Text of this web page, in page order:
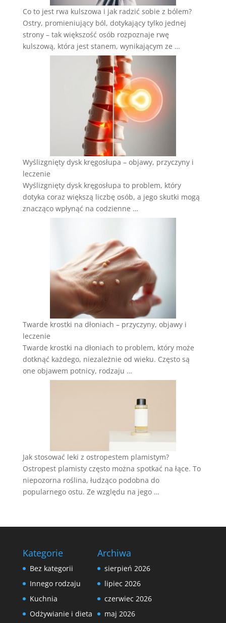
Co to jest rwa kulszowa i jak radzić sobie z bólem?
Ostry, promieniujący ból, dotykający tylko jednej
strony – tak większość osób rozpoznaje rwę
kulszową, która jest stanem, wynikającym ze …
Wyślizgnięty dysk kręgosłupa – objawy, przyczyny i
leczenie
Wyślizgnięty dysk kręgosłupa to problem, który
dotyka coraz większą liczbę osób, a jego skutki mogą
znacząco wpłynąć na codzienne …
Twarde krostki na dłoniach – przyczyny, objawy i
leczenie
Twarde krostki na dłoniach to problem, który może
dotknąć każdego, niezależnie od wieku. Często są
one objawem potnicy, rodzaju …
Jak stosować leki z ostropestem plamistym?
Ostropest plamisty często można spotkać na łące. To
niepozorna roślina, łudząco podobna do
popularnego ostu. Ze względu na jego …
Kategorie
Bez kategorii
Innego rodzaju
Kuchnia
Odżywianie i dieta
Archiwa
sierpień 2026
lipiec 2026
czerwiec 2026
maj 2026